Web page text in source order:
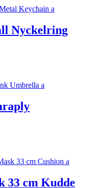
Nyckelring
33 cm Kudde